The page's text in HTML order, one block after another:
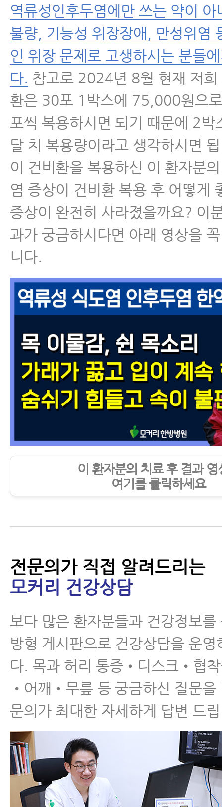
역류성인후두염에만 쓰는 약이 아
불량, 기능성 위장장애, 만성위염
인 위장 문제로 고생하시는 분들
다. 참고로 2024년 8월 현재 저희
환은 30포 1박스에 75,000원으
포씩 복용하시면 되기 때문에 2박
달 치 복용량이라고 생각하시면
이 건비환을 복용하신 이 환자분
염 증상이 건비환 복용 후 어떻게
증상이 완전히 사라졌을까요? 이
과가 궁금하시다면 아래 영상을
니다.
이 환자분의 치료 후 결과 영
여기를 클릭하세요
전문의가 직접 알려드리는
모커리 건강상담
보다 많은 환자분들과 건강정보를
방형 게시판으로 건강상담을 운영
다. 목과 허리 통증•디스크•협
•어깨•무릎 등 궁금하신 질문을
문의가 최대한 자세하게 답변 드